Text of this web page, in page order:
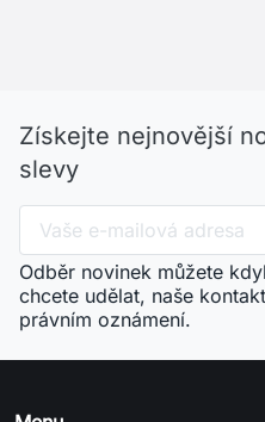
Získejte nejnovější
slevy
Odběr novinek můžete
chcete udělat, naše
právním oznámení.